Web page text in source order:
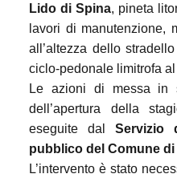
Lido di Spina, pineta
lavori di manutenzione,
all’altezza dello
ciclo-pedonale limitrofa
Le azioni di messa in
dell’apertura della
eseguite dal Servizio
pubblico del Comune
L’intervento è stato